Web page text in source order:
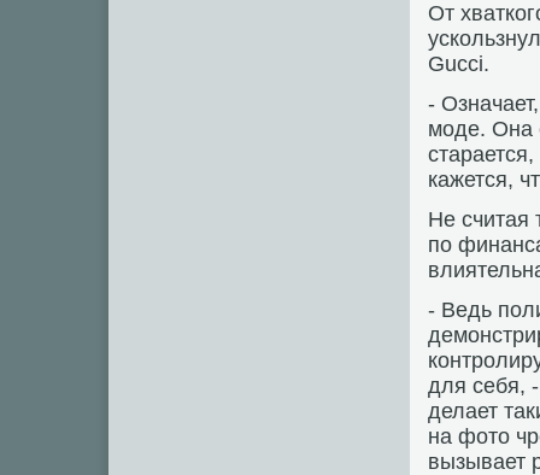
От
Gucci.
-
моде. Она
кажется,
Не считая
по
- Ведь
для себя,
делает
на фото
вызывает